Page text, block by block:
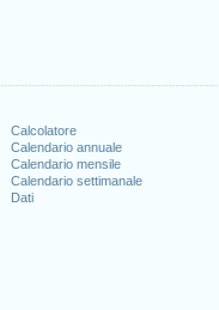
Calcolatore
Calendario annuale
Calendario mensile
Calendario settimanale
Dati